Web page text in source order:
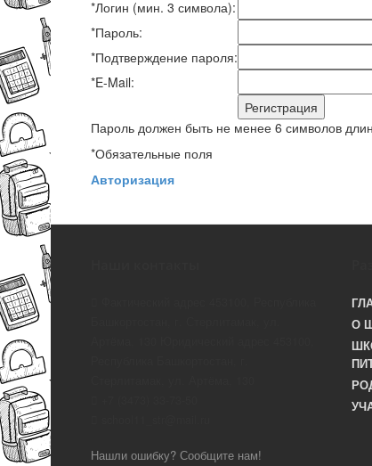
*Логин (мин. 3 символа):
*Пароль:
*Подтверждение пароля:
*E-Mail:
Пароль должен быть не менее 6 символов
*Обязательные поля
Авторизация
Нашли ошибку? Сообщите нам!
О